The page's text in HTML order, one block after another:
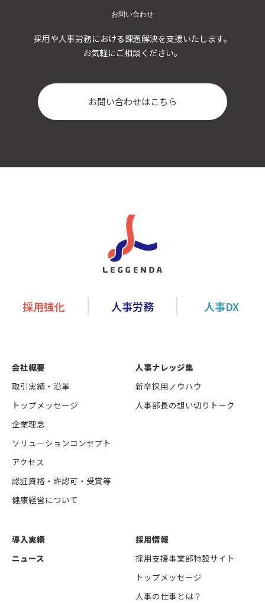
お問い合わせ
採用や人事労務における課題解決を支援いたします。
お気軽にご相談ください。
お問い合わせはこちら
採用強化 人事労務 人事DX
会社概要
取引実績・沿革
トップメッセージ
企業理念
ソリューションコンセプト
アクセス
認証資格・許認可・受賞等
健康経営について
人事ナレッジ集
新卒採用ノウハウ
人事部長の想い切りトーク
導入実績
ニュース
採用情報
採用支援事業部特設サイト
トップメッセージ
人事の仕事とは？